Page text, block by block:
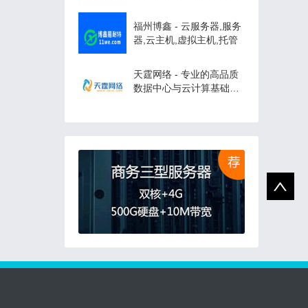
福州博鑫 - 云服务器,服务
器,云主机,虚拟主机,托管
天霆网络 - 专业的高品质
数据中心与云计算基础运